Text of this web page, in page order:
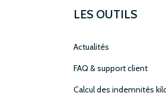
LES OUTILS
Actualités
FAQ & support client
Calcul des indemnités